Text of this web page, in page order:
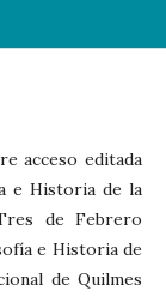
acceso editada
e Historia de la
de Febrero
e Historia de
de Quilmes